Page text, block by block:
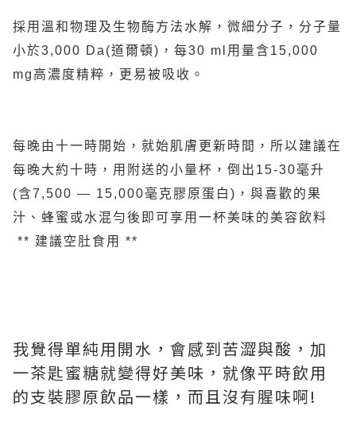
採用溫和物理及生物酶方法水解，微細分子，分子量
小於3,000 Da(道爾頓)，每30 ml用量含15,000
mg高濃度精粹，更易被吸收。
每晚由十一時開始，就始肌膚更新時間，所以建議在
每晚大約十時，用附送的小量杯，倒出15-30毫升
(含7,500 — 15,000毫克膠原蛋白)，與喜歡的果
汁、蜂蜜或水混勻後即可享用一杯美味的美容飲料
** 建議空肚食用 **
我覺得單純用開水，會感到苦澀與酸，加
一茶匙蜜糖就變得好美味，就像平時飲用
的支裝膠原飲品一樣，而且沒有腥味啊!